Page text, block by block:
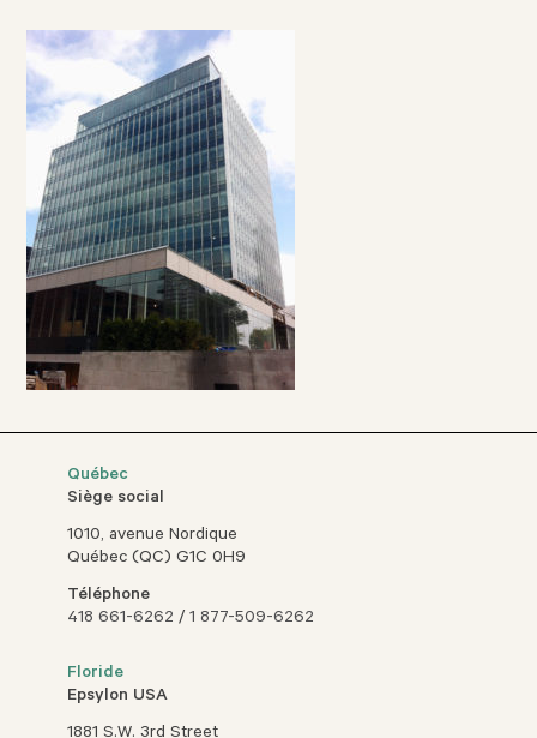
Québec
Siège social
1010, avenue Nordique
Québec (QC) G1C 0H9
Téléphone
418 661-6262 /1 877-509-6262
Floride
Epsylon USA